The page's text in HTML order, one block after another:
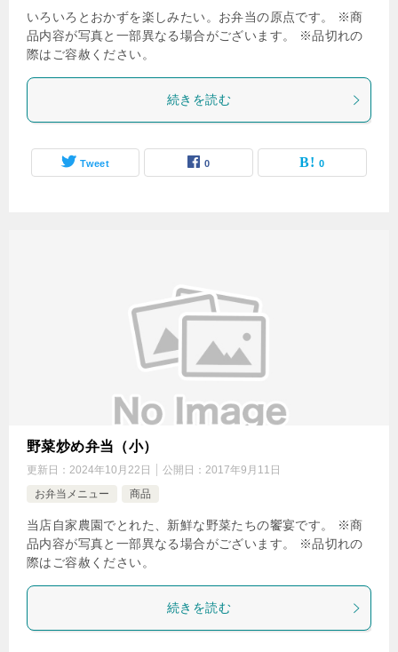
いろいろとおかずを楽しみたい。お弁当の原点です。 ※商
品内容が写真と一部異なる場合がございます。 ※品切れの
際はご容赦ください。
続きを読む
Tweet 0 0
野菜炒め弁当（小）
更新日： 2024年10月22日 公開日： 2017年9月11日
お弁当メニュー
商品
当店自家農園でとれた、新鮮な野菜たちの饗宴です。 ※商
品内容が写真と一部異なる場合がございます。 ※品切れの
際はご容赦ください。
続きを読む